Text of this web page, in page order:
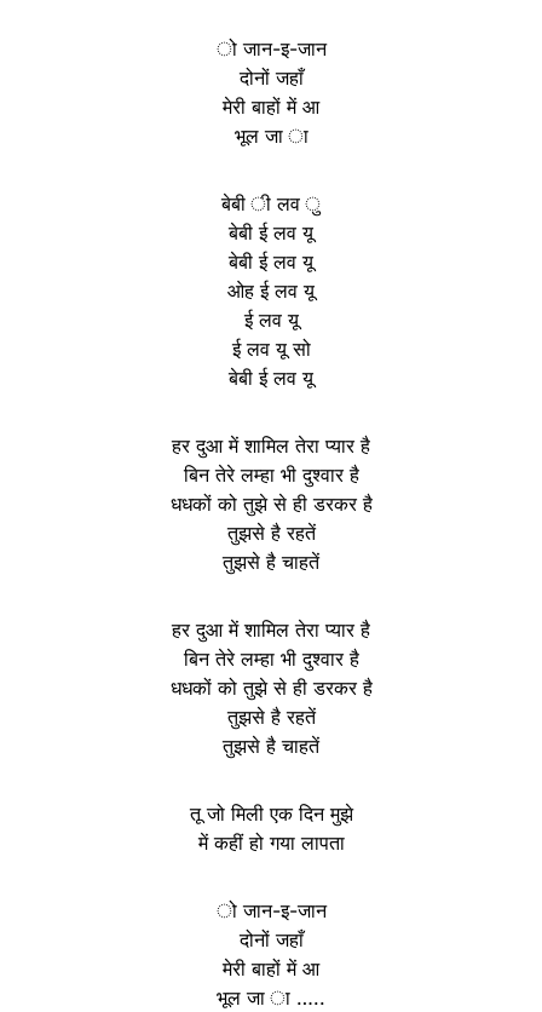
ो जान-इ-जान
दोनों जहाँ
मेरी बाहों में आ
भूल जा ा
बेबी ी लव ु
बेबी ई लव यू
बेबी ई लव यू
ओह ई लव यू
ई लव यू
ई लव यू सो
बेबी ई लव यू
हर दुआ में शामिल तेरा प्यार है
बिन तेरे लम्हा भी दुश्वार है
धधकों को तुझे से ही डरकर है
तुझसे है रहतें
तुझसे है चाहतें
हर दुआ में शामिल तेरा प्यार है
बिन तेरे लम्हा भी दुश्वार है
धधकों को तुझे से ही डरकर है
तुझसे है रहतें
तुझसे है चाहतें
तू जो मिली एक दिन मुझे
में कहीं हो गया लापता
ो जान-इ-जान
दोनों जहाँ
मेरी बाहों में आ
भूल जा ा …..